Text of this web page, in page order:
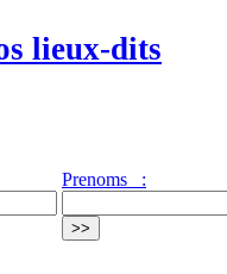
lieux-dits
Prenoms :